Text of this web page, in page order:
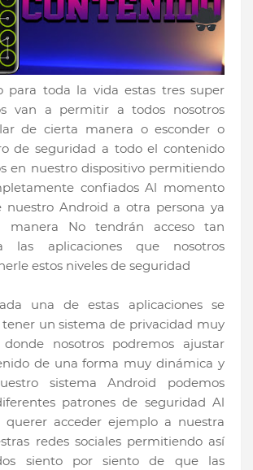
para toda la vida estas tres super
van a permitir a todos nosotros
de cierta manera o esconder o
de seguridad a todo el contenido
en nuestro dispositivo permitiendo
confiados Al momento
nuestro Android a otra persona ya
manera No tendrán acceso tan
las aplicaciones que nosotros
estos niveles de seguridad
una de estas aplicaciones se
un sistema de privacidad muy
nosotros podremos ajustar
de una forma muy dinámica y
sistema Android podemos
patrones de seguridad Al
acceder ejemplo a nuestra
redes sociales permitiendo así
siento por siento de que las